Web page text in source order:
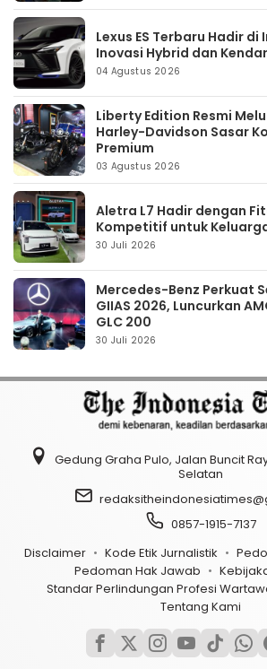
Lexus ES Terbaru Hadir
Inovasi Hybrid dan
04 Agustus 2026
Liberty Edition Resmi
Harley-Davidson Sasar
Premium
03 Agustus 2026
Aletra L7 Hadir dengan
Kompetitif untuk
30 Juli 2026
Mercedes-Benz Perkuat
GIIAS 2026, Luncurkan
GLC 200
30 Juli 2026
Gedung Graha Pulo, Jalan Buncit
Selatan
0857-1915-7137
Disclaimer
Kode Etik Jurnalistik
Pedoman Hak Jawab
Standar Perlindungan Profesi
Tentang Kami